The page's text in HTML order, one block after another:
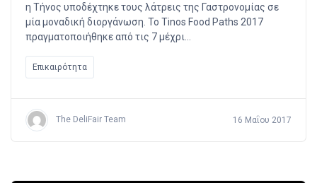
η Τήνος υποδέχτηκε τους λάτρεις της Γαστρονομίας σε
μία μοναδική διοργάνωση. Το Tinos Food Paths 2017
πραγματοποιήθηκε από τις 7 μέχρι…
Επικαιρότητα
The DeliFair Team 16 Μαΐου 2017